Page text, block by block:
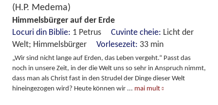
(H.P. Medema)
Himmelsbürger auf der Erde
Locuri din Biblie: 1 Petrus Cuvinte cheie: Licht der
Welt; Himmelsbürger Vorlesezeit: 33 min
„Wir sind nicht lange auf Erden, das Leben vergeht.“ Passt das
noch in unsere Zeit, in der die Welt uns so sehr in Anspruch nimmt,
dass man als Christ fast in den Strudel der Dinge dieser Welt
hineingezogen wird? Heute können wir ... mai mult